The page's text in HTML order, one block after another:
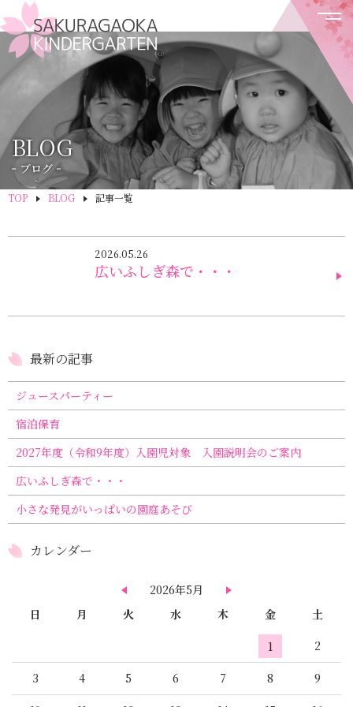
BLOG
ブログ
TOP BLOG 記事一覧
2026.05.26
広いふしぎ森で・・・
最新の記事
ジュースパーティー
宿泊保育
2027年度（令和9年度）入園児対象 入園説明会のご案内
広いふしぎ森で・・・
小さな発見がいっぱいの園庭あそび
カレンダー
2026年5月
日
月 火 水 木 金 土
1 2
3 4 5 6 7 8 9